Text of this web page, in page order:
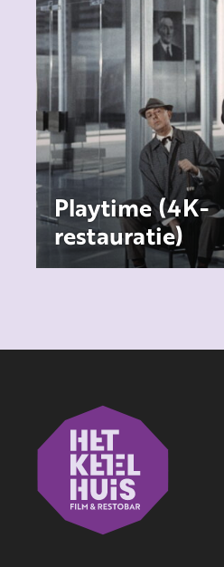
Playtime (4K-
restauratie)
In 4K gerestaureerd,